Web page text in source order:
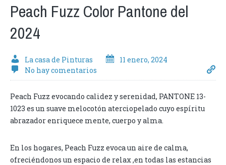
Peach Fuzz Color Pantone del
2024
La casa de Pinturas
11 enero, 2024
No hay comentarios
Peach Fuzz evocando calidez y serenidad, PANTONE 13-
1023 es un suave melocotón aterciopelado cuyo espíritu
abrazador enriquece mente, cuerpo y alma.
En los hogares, Peach Fuzz evoca un aire de calma,
ofreciéndonos un espacio de relax ,en todas las estancias